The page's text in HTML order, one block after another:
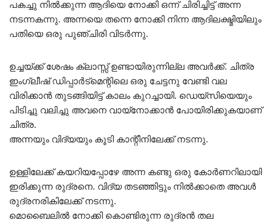
പകച്ചു നിൽക്കുന്ന ആദിയെ നോക്കി ഒന്ന് ചിരിച്ചിട്ട് അന്ന
നടന്നകന്നു. അന്നയെ തന്നെ നോക്കി നിന്ന ആദിലക്ഷ്മിയിലും
പതിയെ ഒരു പുഞ്ചിരി വിടർന്നു.
ഉച്ചയ്ക്ക് ശേഷം ക്ലാസ്സ്‌ ഉണ്ടായിരുന്നില്ല അവർക്ക്. ചിത്ര
ഇംഗ്ലീഷ് ഡിപ്പാർട്മെന്റിലെ ഒരു ചേട്ടനു വേണ്ടി വല
വിരിക്കാൻ തുടങ്ങിയിട്ട് കാലം കുറച്ചായി. ഡെയ്സിയെയും
പിടിച്ചു വലിച്ചു അവനെ വായ്‌നോക്കാൻ പോയിരിക്കുകയാണ്
ചിത്ര.
അന്നയും വിദ്യയും കൂടി കാന്റീനിലേക്ക് നടന്നു.
ഉള്ളിലേക്ക് കയറിയപ്പോഴേ അന്ന കണ്ടു ഒരു കോർണറിലായി
ഇരിക്കുന്ന രുദ്രനെ. വിദ്യ തടഞ്ഞിട്ടും നിൽക്കാതെ അവൾ
രുദ്രനരികിലേക്ക് നടന്നു.
മൊബൈലിൽ നോക്കി കൊണ്ടിരുന്ന രുദ്രൻ തല